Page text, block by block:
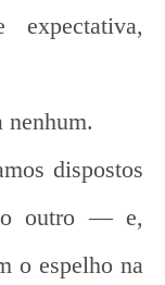
nenhum.
dispostos
outro — e,
o espelho na